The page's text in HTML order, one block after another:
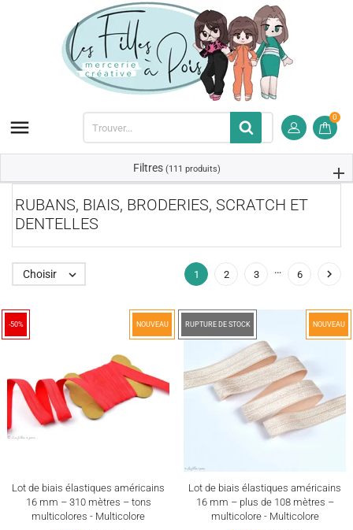
 0
Filtres (111 produits)
RUBANS, BIAIS, BRODERIES, SCRATCH ET
DENTELLES
Choisir  1 2 3 … 6 
-50% NOUVEAU
Lot de biais élastiques américains
16 mm – 310 mètres – tons
multicolores - Multicolore
-60% NOUVEAU
RUPTURE DE STOCK
Lot de biais élastiques américains
16 mm – plus de 108 mètres –
multicolore - Multicolore